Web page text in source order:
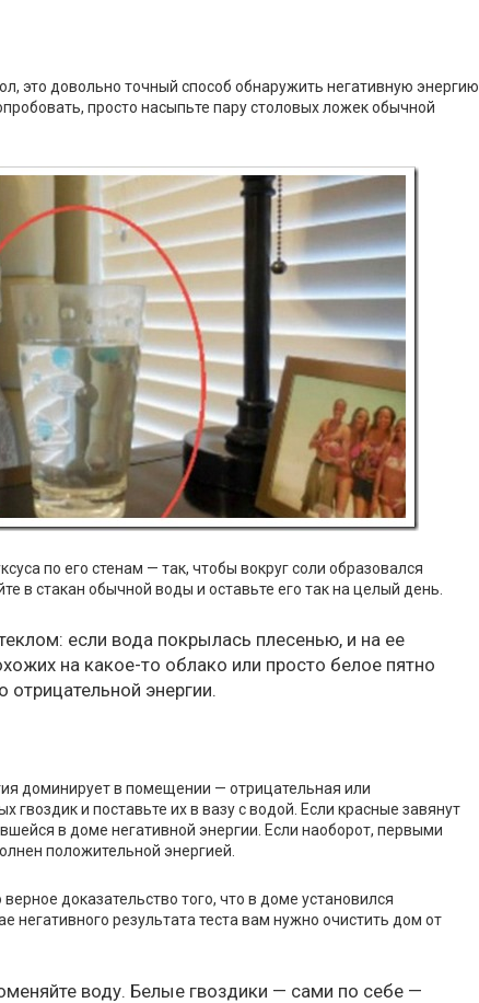
это довольно точный способ обнаружить негативную энергию
просто насыпьте пару столовых ложек обычной
по его стенам — так, чтобы вокруг соли образовался
в стакан обычной воды и оставьте его так на целый день.
если вода покрылась плесенью, и на ее
на какое-то облако или просто белое пятно
энергии.
доминирует в помещении — отрицательная или
гвоздик и поставьте их в вазу с водой. Если красные завянут
в доме негативной энергии. Если наоборот, первыми
положительной энергией.
доказательство того, что в доме установился
негативного результата теста вам нужно очистить дом от
воду. Белые гвоздики — сами по себе —